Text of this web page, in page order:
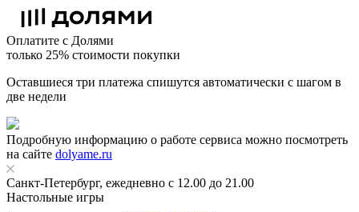
Оплатите с Долями
только 25% стоимости покупки
Оставшиеся три платежа спишутся автоматически с шагом в
две недели
Подробную информацию о работе сервиса можно посмотреть
на сайте dolyame.ru
Санкт-Петербург, ежедневно с 12.00 до 21.00
Настольные игры